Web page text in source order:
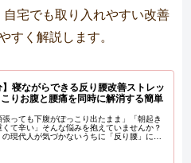
宅でも取り入れやすい改善
すく解説します。
】寝ながらできる反り腰改善ストレッ
りお腹と腰痛を同時に解消する簡単
張っても下腹がぽっこり出たまま」「朝起き
くて辛い」そんな悩みを抱えていませんか？
現代人が気づかないうちに「反り腰」にな
れがぽっこりお腹と慢性腰痛の根本原因と